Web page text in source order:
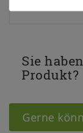
Sie
Produkt?
Gerne